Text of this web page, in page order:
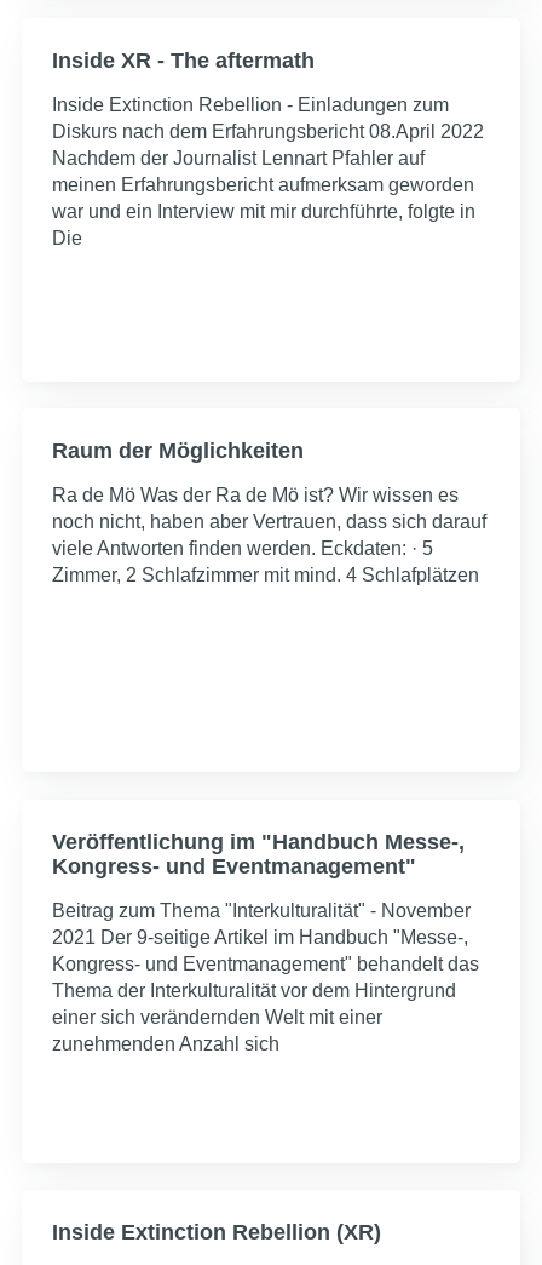
Inside XR - The aftermath
Inside Extinction Rebellion - Einladungen zum
Diskurs nach dem Erfahrungsbericht 08.April 2022
Nachdem der Journalist Lennart Pfahler auf
meinen Erfahrungsbericht aufmerksam geworden
war und ein Interview mit mir durchführte, folgte in
Die
Raum der Möglichkeiten
Ra de Mö Was der Ra de Mö ist? Wir wissen es
noch nicht, haben aber Vertrauen, dass sich darauf
viele Antworten finden werden. Eckdaten: · 5
Zimmer, 2 Schlafzimmer mit mind. 4 Schlafplätzen
Veröffentlichung im "Handbuch Messe-,
Kongress- und Eventmanagement"
Beitrag zum Thema "Interkulturalität" - November
2021 Der 9-seitige Artikel im Handbuch "Messe-,
Kongress- und Eventmanagement" behandelt das
Thema der Interkulturalität vor dem Hintergrund
einer sich verändernden Welt mit einer
zunehmenden Anzahl sich
Inside Extinction Rebellion (XR)